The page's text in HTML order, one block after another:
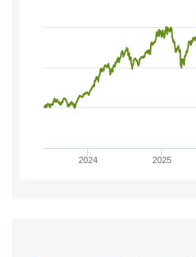
2024 2025